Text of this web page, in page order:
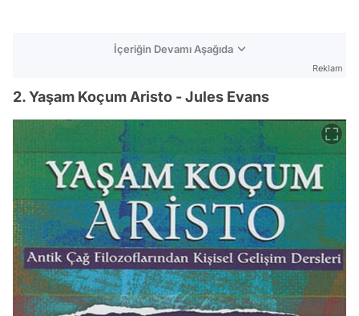
İçeriğin Devamı Aşağıda
Reklam
2. Yaşam Koçum Aristo - Jules Evans